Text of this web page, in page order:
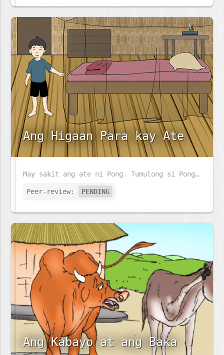
Ang Higaan Para kay Ate
May sakit ang ate ni Pong. Tumulong si Pong sa kaniyang ina upang ihanda ang higaan ng kaniyang ate.
Peer-review: PENDING
Ang Kabayo at ang Baka